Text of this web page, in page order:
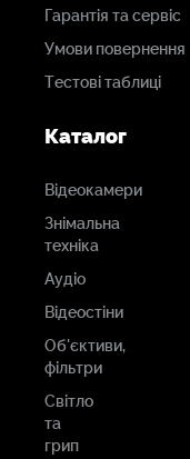
Гарантія та сервіс
Умови повернення
Тестові таблиці
Каталог
Відеокамери
Знімальна
техніка
Аудіо
Відеостіни
Об'єктиви,
фільтри
Світло
та
грип